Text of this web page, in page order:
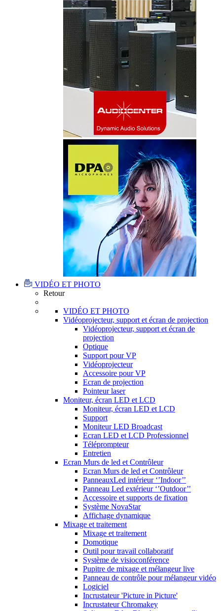
VIDÉO ET PHOTO
Retour
VIDÉO ET PHOTO
Vidéoprojecteur, support et écran de projection
Vidéoprojecteur, support et écran de
projection
Optique
Support pour VP
Vidéoprojecteur
Accessoire pour VP
Ecran de projection
Pointeur laser
Moniteur, écran LED et LCD
Moniteur, écran LED et LCD
Support
Moniteur LED Broadcast
Ecran LED et LCD Professionnel
Téléprompteur
Entretien
Ecran Murs de led et Contrôleur
Ecran Murs de led et Contrôleur
PanneauxLed intérieur ‘’Indoor’’
Panneau Led extérieur ‘’Outdoor’’
Accessoire et supports de fixation
Système NovaStar
Affichage dynamique
Mixage et traitement
Mixage et traitement
Domotique
Outil pour travail collaboratif
Système de visioconférence
Pupitre de mixage et mélangeur live
Panneau de contrôle pour mélangeur vidéo
Logiciel
Incrustateur 'Picture in Picture'
Incrustateur Chromakey